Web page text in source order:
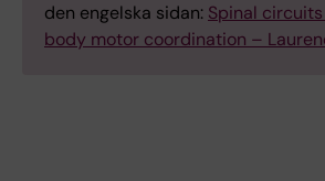
den engelska sidan: Spinal
body motor coordination –